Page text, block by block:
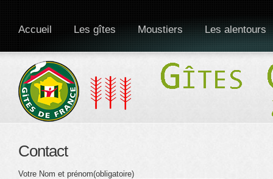
Accueil Les gîtes Moustiers Les alentours
Contact
Votre Nom et prénom(obligatoire)